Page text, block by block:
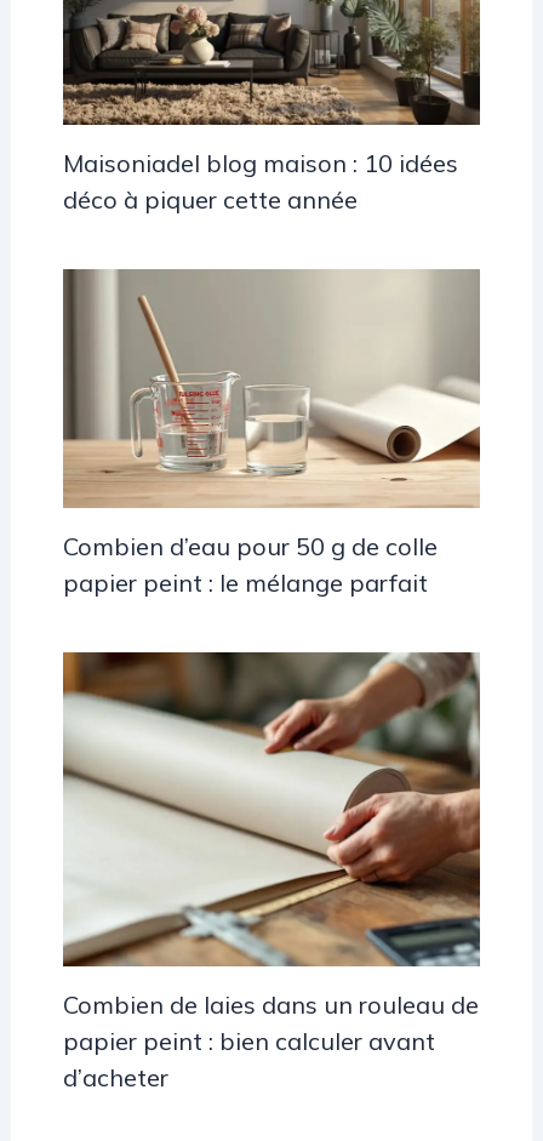
Maisoniadel blog maison : 10 idées
déco à piquer cette année
Combien d’eau pour 50 g de colle
papier peint : le mélange parfait
Combien de laies dans un rouleau de
papier peint : bien calculer avant
d’acheter